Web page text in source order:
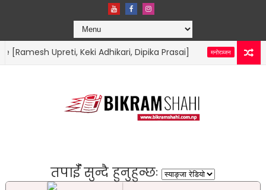
Upreti, Keki Adhikari, Dipika Prasai] मनोरञ्जन SANTAN
तपाईँ सुन्दै हुनुहुन्छः